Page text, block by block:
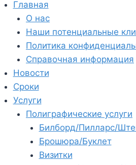
Главная
О нас
Наши потенциальные
Политика
Справочная информация
Новости
Сроки
Услуги
Полиграфические услуги
Билборд/Пилларс/
Брошюра/Буклет
Визитки